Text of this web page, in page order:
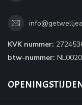
KVK nummer:
btw-nummer: